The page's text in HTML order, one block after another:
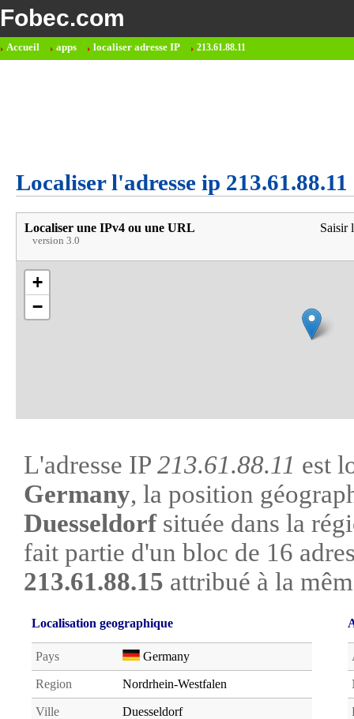
Fobec.com
Accueil apps localiser adresse IP 213.61.88.11
Localiser l'adresse ip 213.61.88.11
Localiser une IPv4 ou une URL
version 3.0
Saisir
+
−
L'adresse IP 213.61.88.11 est
Germany, la position
Duesseldorfsituée dans la
fait partie d'un bloc de 16
213.61.88.15 attribué à la
Localisation geographique
Pays Germany
Region Nordrhein-Westfalen
Ville Duesseldorf